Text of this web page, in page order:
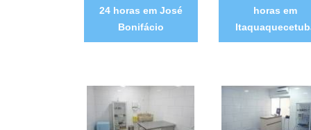
24 horas em José
Bonifácio
horas em